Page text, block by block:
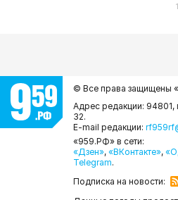
© Все права защищены
Адрес редакции: 94801,
32.
E-mail редакции:
«959.РФ» в сети:
«Дзен», «ВКонтакте»,
Telegram.
Подписка на новости: